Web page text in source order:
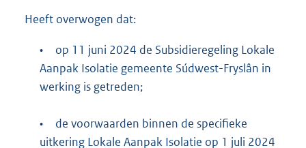
Heeft overwogen dat:
•
op 11 juni 2024 de Subsidieregeling Lokale
Aanpak Isolatie gemeente Súdwest-Fryslân in
werking is getreden;
•
de voorwaarden binnen de specifieke
uitkering Lokale Aanpak Isolatie op 1 juli 2024